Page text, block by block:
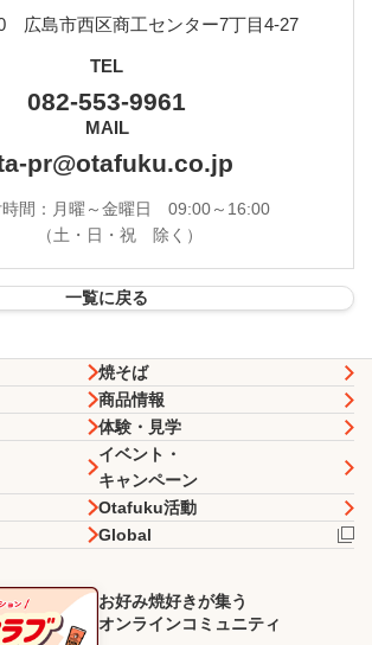
広島市西区商工センター7丁目4-27
TEL
082-553-9961
MAIL
pr@otafuku.co.jp
時間：月曜～金曜日 09:00～16:00
（土・日・祝 除く）
一覧に戻る
焼そば
商品情報
体験・見学
イベント・
キャンペーン
Otafuku活動
Global
お好み焼好きが集う
オンラインコミュニティ